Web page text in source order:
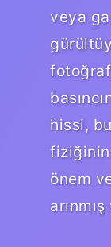
veya
hissi,
fiziğinin
önem